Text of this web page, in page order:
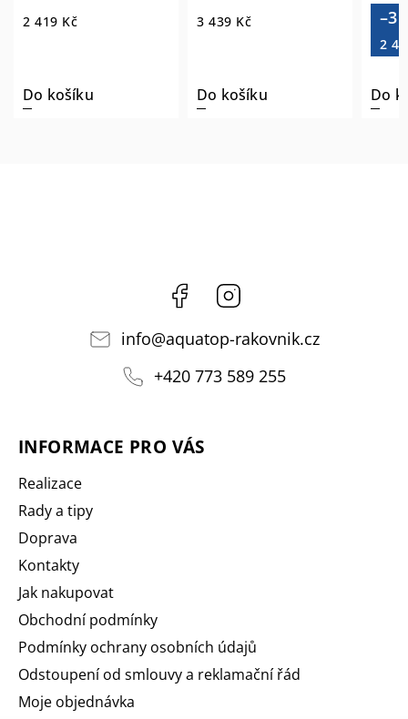
2 419 Kč
Do košíku
3 439 Kč
Do košíku
–3
2
Do
Facebook
info@aquatop-rakovnik.cz
+420 773 589 255
INFORMACE PRO VÁS
Realizace
Rady a tipy
Doprava
Kontakty
Jak nakupovat
Obchodní podmínky
Podmínky ochrany osobních údajů
Odstoupení od smlouvy a reklamační řád
Moje objednávka